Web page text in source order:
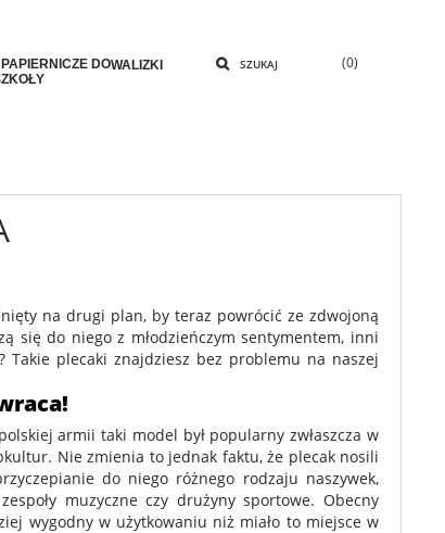
SZUKAJ (0)
DOWALIZKI
na drugi plan, by teraz powrócić ze zdwojoną
się do niego z młodzieńczym sentymentem, inni
Takie plecaki znajdziesz bez problemu na naszej
armii taki model był popularny zwłaszcza w
Nie zmienia to jednak faktu, że plecak nosili
do niego różnego rodzaju naszywek,
muzyczne czy drużyny sportowe. Obecny
wygodny w użytkowaniu niż miało to miejsce w